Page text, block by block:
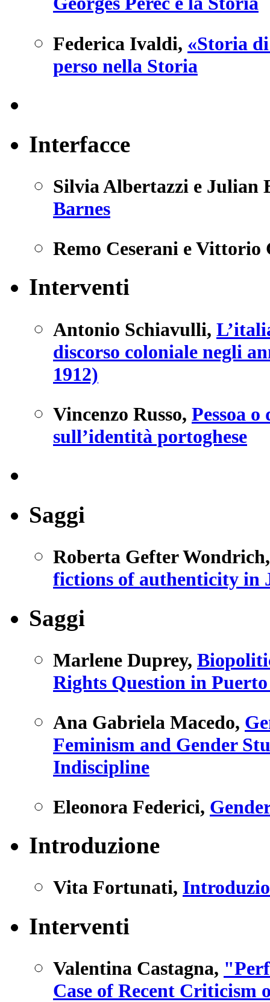
Federica Ivaldi, «Storia
perso nella Storia
Interfacce
Silvia Albertazzi e Julian
Barnes
Remo Ceserani e Vittorio
Interventi
Antonio Schiavulli,
discorso coloniale negli
1912)
Vincenzo Russo, Pessoa
sull’identità portoghese
Saggi
Roberta Gefter Wondrich
fictions of authenticity in
Saggi
Marlene Duprey,
Rights Question in
Ana Gabriela Macedo,
Feminism and Gender
Indiscipline
Eleonora Federici,
Introduzione
Vita Fortunati,
Interventi
Valentina Castagna,
Case of Recent Criticism